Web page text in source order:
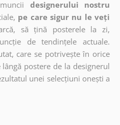
designerului nostru
pe care sigur nu le veți
să țină posterele la zi,
de tendințele actuale.
care se potrivește în orice
postere de la designerul
unei selecțiuni onești a